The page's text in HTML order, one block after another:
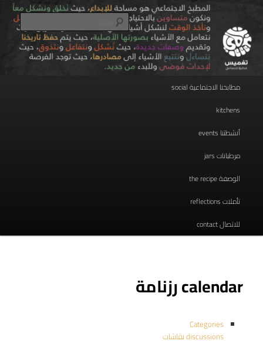
المحتوى
الأساسيtaghmees تغميس
مطبخ اجتماعي
بحث
مطابخنا الاجتماعية social
kitchens
أنشطتنا events
مرطبانات jars
الوصفة the recipe
تأملات reflections
للاتصال contact
calendar رزنامة
Categories
discussions نقاشات